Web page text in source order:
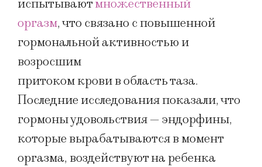
испытываютмножественный
оргазм, что связано с повышенной
гормональной активностью и
возросшим
притоком крови в область таза.
Последние исследования показали, что
гормоны удовольствия — эндорфины,
которые вырабатываются в момент
оргазма, воздействуют на ребенка